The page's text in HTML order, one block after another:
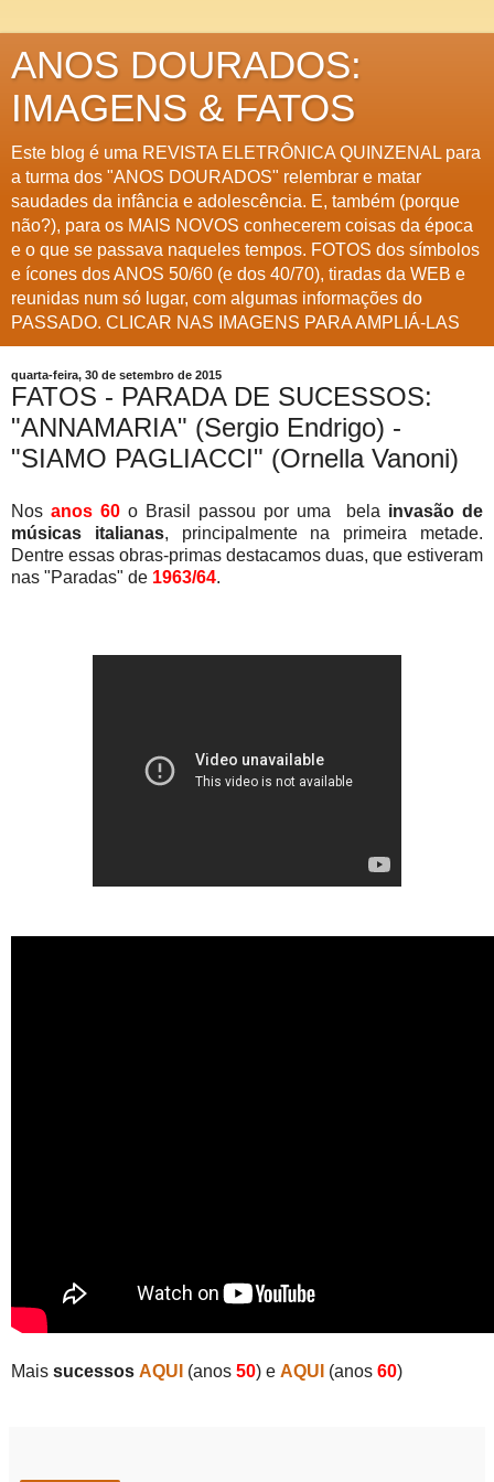
ANOS DOURADOS:
IMAGENS & FATOS
Este blog é uma REVISTA ELETRÔNICA QUINZENAL para
a turma dos "ANOS DOURADOS" relembrar e matar
saudades da infância e adolescência. E, também (porque
não?), para os MAIS NOVOS conhecerem coisas da época
e o que se passava naqueles tempos. FOTOS dos símbolos
e ícones dos ANOS 50/60 (e dos 40/70), tiradas da WEB e
reunidas num só lugar, com algumas informações do
PASSADO. CLICAR NAS IMAGENS PARA AMPLIÁ-LAS
quarta-feira, 30 de setembro de 2015
FATOS - PARADA DE SUCESSOS:
"ANNAMARIA" (Sergio Endrigo) -
"SIAMO PAGLIACCI" (Ornella Vanoni)
Nos anos 60 o Brasil passou por uma bela invasão de
músicas italianas, principalmente na primeira metade.
Dentre essas obras-primas destacamos duas, que estiveram
nas "Paradas" de 1963/64.
Mais sucessos AQUI (anos 50) e AQUI (anos 60)